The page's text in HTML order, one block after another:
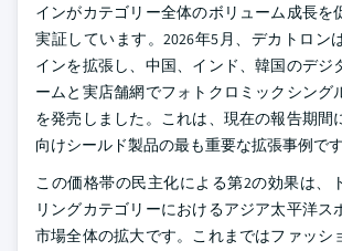
インがカテゴリー全体のボリューム成長を
実証しています。2026年5月、デカトロン
インを拡張し、中国、インド、韓国のデジ
ームと実店舗網でフォトクロミックシング
を発売しました。これは、現在の報告期間
向けシールド製品の最も重要な拡張事例です
この価格帯の民主化による第2の効果は、
リングカテゴリーにおけるアジア太平洋ス
市場全体の拡大です。これまではファッシ